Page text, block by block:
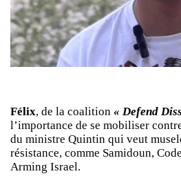
Félix, de la coalition « Defend
l’importance de se mobiliser
du ministre Quintin qui veut
résistance, comme Samidoun,
Arming Israel.